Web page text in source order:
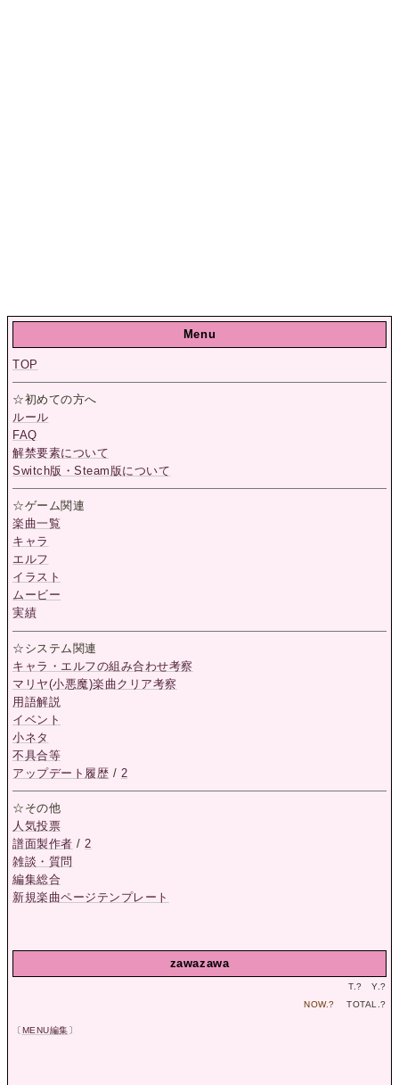
Menu
TOP
☆初めての方へ
ルール
FAQ
解禁要素について
Switch版・Steam版について
☆ゲーム関連
楽曲一覧
キャラ
エルフ
イラスト
ムービー
実績
☆システム関連
キャラ・エルフの組み合わせ考察
マリヤ(小悪魔)楽曲クリア考察
用語解説
イベント
小ネタ
不具合等
アップデート履歴 / 2
☆その他
人気投票
譜面製作者 / 2
雑談・質問
編集総合
新規楽曲ページテンプレート
zawazawa
T.? Y.?
NOW.? TOTAL.?
〔MENU編集〕